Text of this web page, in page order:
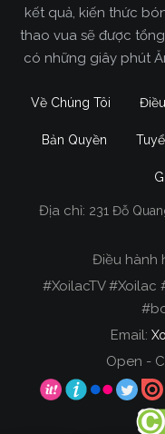
Xoilac
Trong tất cả các
tiếp hiện nay tại
người đánh giá
Xoilacz.TV bởi
trường phát sóng
đến nay.
kết quả, kiến thức
thao vua sẽ được
có những giây phút
Về Chúng Tôi
Bản Quyền
Địa chỉ: 231 Đỗ
Điều hành
#XoilacTV
Email:
Open -